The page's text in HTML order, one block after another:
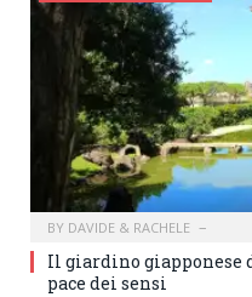
BY DAVIDE & RACHELE
Il giardino giapponese
pace dei sensi